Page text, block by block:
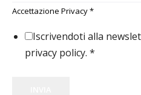
Accettazione Privacy*
Iscrivendoti alla
privacy policy. *